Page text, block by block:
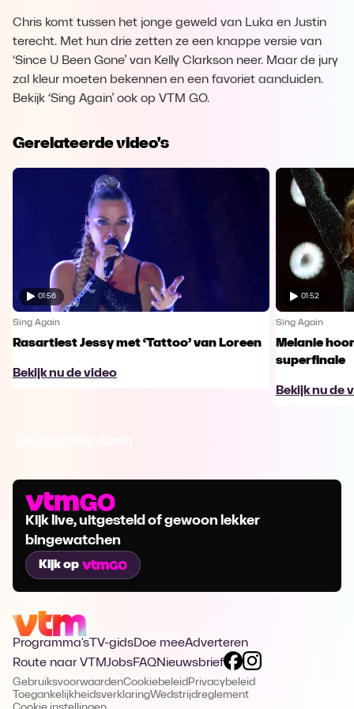
Chris komt tussen het jonge geweld van Luka en Justin
terecht. Met hun drie zetten ze een knappe versie van
‘Since U Been Gone’ van Kelly Clarkson neer. Maar de jury
zal kleur moeten bekennen en een favoriet aanduiden.
Bekijk ‘Sing Again’ ook op VTM GO.
Gerelateerde video's
01:56
Sing Again
Rasartiest Jessy met ‘Tattoo’ van Loreen
Bekijk nu de video
01:52
Sing Again
Melanie
superfinale
Bekijk nu de
Kijk live, uitgesteld of gewoon lekker
bingewatchen
Kijk op
Programma's TV-gidsDoe meeAdverteren
Route naar VTMJobsFAQNieuwsbrief
GebruiksvoorwaardenCookiebeleid Privacybeleid
ToegankelijkheidsverklaringWedstrijdreglement